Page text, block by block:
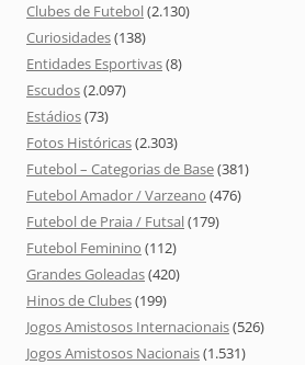
Clubes de Futebol(2.130)
Curiosidades(138)
Entidades Esportivas(8)
Escudos(2.097)
Estádios(73)
Fotos Históricas(2.303)
Futebol – Categorias de Base(381)
Futebol Amador / Varzeano (476)
Futebol de Praia / Futsal(179)
Futebol Feminino (112)
Grandes Goleadas(420)
Hinos de Clubes(199)
Jogos Amistosos Internacionais(526)
Jogos Amistosos Nacionais(1.531)